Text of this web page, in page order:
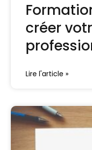
créer
Lire l'article »